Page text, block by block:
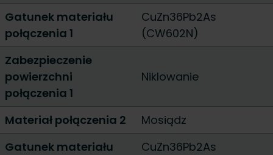
Gatunek materiału
połączenia 1
CuZn36Pb2As
(CW602N)
Zabezpieczenie
powierzchni
połączenia 1
Niklowanie
Materiał połączenia 2
Mosiądz
Gatunek materiału
CuZn36Pb2As